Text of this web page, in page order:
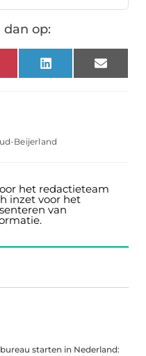
dan op:
LinkedIn Email
Beijerland
het redactieteam
inzet voor het
van
starten in Nederland: